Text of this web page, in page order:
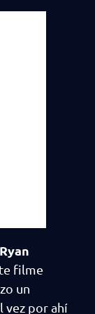
Ryan
filme
un
vez por ahí